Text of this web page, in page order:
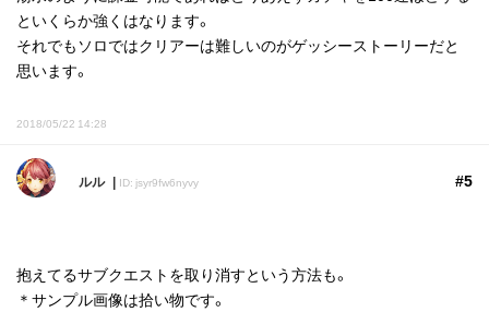
といくらか強くはなります。
それでもソロではクリアーは難しいのがゲッシーストーリーだと
思います。
2018/05/22 14:28
ルル ID: jsyr9fw6nyvy #5
抱えてるサブクエストを取り消すという方法も。
＊サンプル画像は拾い物です。